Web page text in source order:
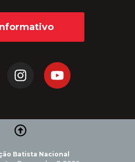
Batista Nacional